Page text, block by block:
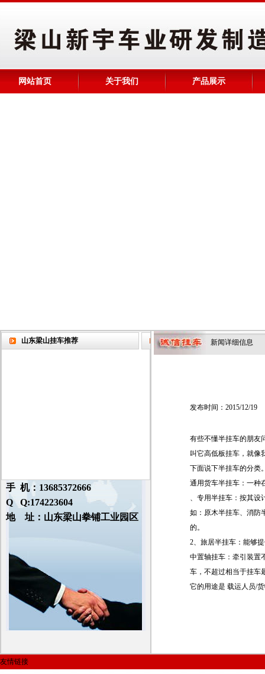
网站首页 关于我们 产品展示
山东梁山挂车推荐
手 机：13685372666
Q Q:174223604
地 址：山东梁山拳铺工业园区
新闻详细信息
发布时间：2015/12/19
有些不懂半挂车的朋友
叫它高低板挂车，就像
下面说下半挂车的分类
通用货车半挂车：一种
、专用半挂车：按其设
如：原木半挂车、消防
的。
2、旅居半挂车：能够
中置轴挂车：牵引装置
车，不超过相当于挂车
它的用途是 载运人员/
友情链接